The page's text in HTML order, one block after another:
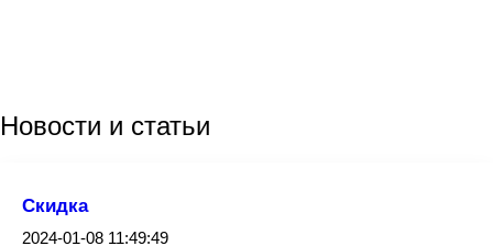
Новости и статьи
Скидка
2024-01-08 11:49:49